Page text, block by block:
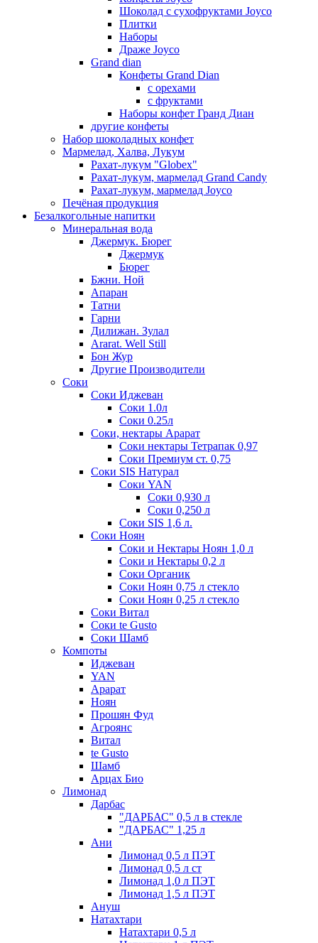
Шоколад с сухофруктами Joyco
Плитки
Наборы
Драже Joyco
Grand dian
Конфеты Grand Dian
с орехами
с фруктами
Наборы конфет Гранд Диан
другие конфеты
Набор шоколадных конфет
Мармелад, Халва, Лукум
Рахат-лукум "Globex"
Рахат-лукум, мармелад Grand Candy
Рахат-лукум, мармелад Joyco
Печёная продукция
Безалкогольные напитки
Минеральная вода
Джермук. Бюрег
Джермук
Бюрег
Бжни. Ной
Апаран
Татни
Гарни
Дилижан. Зулал
Ararat. Well Still
Бон Жур
Другие Производители
Соки
Соки Иджеван
Соки 1.0л
Соки 0.25л
Соки, нектары Арарат
Соки нектары Тетрапак 0,97
Соки Премиум ст. 0,75
Соки SIS Натурал
Соки YAN
Соки 0,930 л
Соки 0,250 л
Соки SIS 1,6 л.
Соки Ноян
Соки и Нектары Ноян 1,0 л
Соки и Нектары 0,2 л
Соки Органик
Соки Ноян 0,75 л стекло
Соки Ноян 0,25 л стекло
Соки Витал
Соки te Gusto
Соки Шамб
Компоты
Иджеван
YAN
Арарат
Ноян
Прошян Фуд
Агроянс
Витал
te Gusto
Шамб
Арцах Био
Лимонад
Дарбас
"ДАРБАС" 0,5 л в стекле
"ДАРБАС" 1,25 л
Ани
Лимонад 0,5 л ПЭТ
Лимонад 0,5 л ст
Лимонад 1,0 л ПЭТ
Лимонад 1,5 л ПЭТ
Ануш
Натахтари
Натахтари 0,5 л